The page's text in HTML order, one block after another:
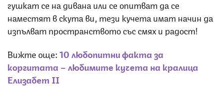
гушкат се на дивана или се опитват да се
наместят в скута ви, тези кучета имат начин да
изпълват пространството със смях и радост!
Вижте още:10 любопитни факта за
коргитата – любимите кучета на кралица
Елизабет II